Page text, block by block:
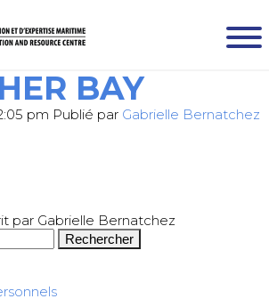
BAY
pm Publié par Gabrielle Bernatchez
par Gabrielle Bernatchez
Rechercher